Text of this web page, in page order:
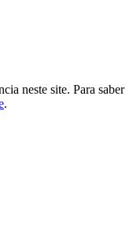
neste site. Para saber
.